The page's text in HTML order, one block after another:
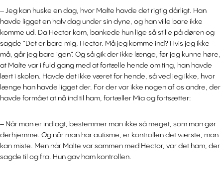
– Jeg kan huske en dag, hvor Malte havde det rigtig dårligt. Han
havde ligget en halv dag under sin dyne, og han ville bare ikke
komme ud. Da Hector kom, bankede hun lige så stille på døren og
sagde ”Det er bare mig, Hector. Må jeg komme ind? Hvis jeg ikke
må, går jeg bare igen”. Og så gik der ikke længe, før jeg kunne høre,
at Malte var i fuld gang med at fortælle hende om ting, han havde
lært i skolen. Havde det ikke været for hende, så ved jeg ikke, hvor
længe han havde ligget der. For der var ikke nogen af os andre, der
havde formået at nå ind til ham, fortæller Mia og fortsætter:
– Når man er indlagt, bestemmer man ikke så meget, som man gør
derhjemme. Og når man har autisme, er kontrollen det værste, man
kan miste. Men når Malte var sammen med Hector, var det ham, der
sagde til og fra. Hun gav ham kontrollen.